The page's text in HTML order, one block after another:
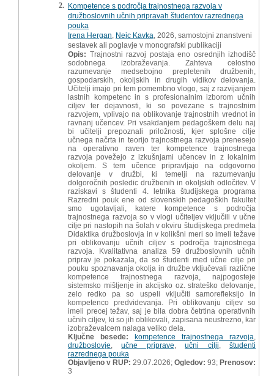
2. Kompetence s področja trajnostnega razvoja v
družboslovnih učnih pripravah študentov razrednega
pouka
Irena Hergan Nejc Kavka , 2026, samostojni znanstveni
sestavek ali poglavje v monografski publikaciji
Opis: Trajnostni razvoj postaja eno osrednjih izhodišč
sodobnega izobraževanja. Zahteva celostno
razumevanje medsebojno prepletenih družbenih,
gospodarskih, okoljskih in drugih vidikov delovanja.
Učitelji imajo pri tem pomembno vlogo, saj z razvijanjem
lastnih kompetenc in s profesionalnim izborom učnih
ciljev ter dejavnosti, ki so povezane s trajnostnim
razvojem, vplivajo na oblikovanje trajnostnih vrednot in
ravnanj učencev. Pri vsakdanjem pedagoškem delu naj
bi učitelji prepoznali priložnosti, kjer splošne cilje
učnega načrta in teorijo trajnostnega razvoja prenesejo
na operativno raven ter kompetence trajnostnega
razvoja povežejo z izkušnjami učencev in z lokalnim
okoljem. S tem učence pripravljajo na odgovorno
delovanje v družbi, ki temelji na razumevanju
dolgoročnih posledic družbenih in okoljskih odločitev. V
raziskavi s študenti 4. letnika študijskega programa
Razredni pouk ene od slovenskih pedagoških fakultet
smo ugotavljali, katere kompetence s področja
trajnostnega razvoja so v vlogi učiteljev vključili v učne
cilje pri nastopih na šolah v okviru študijskega predmeta
Didaktika družboslovja in v kolikšni meri so imeli težave
pri oblikovanju učnih ciljev s področja trajnostnega
razvoja. Kvalitativna analiza 59 družboslovnih učnih
priprav je pokazala, da so študenti med učne cilje pri
pouku spoznavanja okolja in družbe vključevali različne
kompetence trajnostnega razvoja, najpogosteje
sistemsko mišljenje in akcijsko oz. strateško delovanje,
zelo redko pa so uspeli vključiti samorefleksijo in
kompetenco predvidevanja. Pri oblikovanju ciljev so
imeli precej težav, saj je bila dobra četrtina operativnih
učnih ciljev, ki so jih oblikovali, zapisana neustrezno, kar
izobraževalcem nalaga veliko dela.
Ključne besede:
kompetence trajnostnega razvoja
družboslovje ,učne priprave ,učni cilji ,študenti
razrednega pouka
Objavljeno v RUP: 29.07.2026; Ogledov: 93; Prenosov:
3